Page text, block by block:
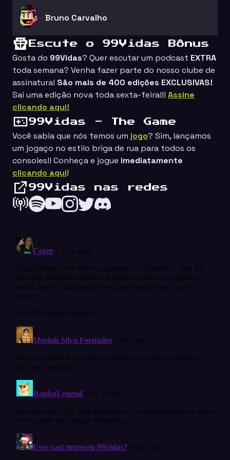
Bruno Carvalho
Escute o 99Vidas Bônus
Gosta do 99Vidas? Quer escutar um podcast EXTRA
toda semana? Venha fazer parte do nosso clube de
assinatura! São mais de 400 edições EXCLUSIVAS!
Sai uma edição nova toda sexta-feira!!! Assine
clicando aqui!
99Vidas - The Game
Você sabia que nós temos um jogo? Sim, lançamos
um jogaço no estilo briga de rua para todos os
consoles!! Conheça e jogue imediatamente
clicando aqui!
99Vidas nas redes